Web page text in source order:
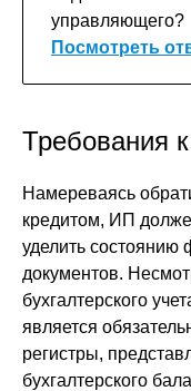
управляющего?
Посмотреть
Требования
Намереваясь
кредитом, ИП
уделить состоянию
документов.
бухгалтерского
является
регистры,
бухгалтерского